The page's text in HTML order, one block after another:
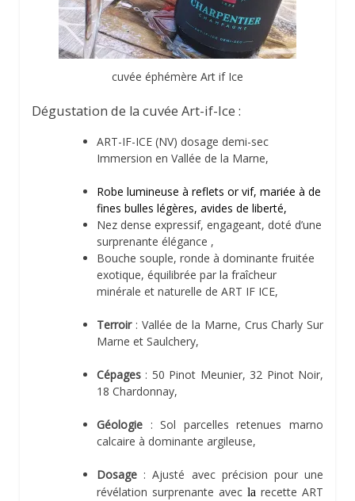
cuvée éphémère Art if Ice
Dégustation de la cuvée Art-if-Ice :
ART-IF-ICE (NV) dosage demi-sec
Immersion en Vallée de la Marne,
Robe lumineuse à reflets or vif, mariée à de
fines bulles légères, avides de liberté,
Nez dense expressif, engageant, doté d’une
surprenante élégance ,
Bouche souple, ronde à dominante fruitée
exotique, équilibrée par la fraîcheur
minérale et naturelle de ART IF ICE,
Terroir : Vallée de la Marne, Crus Charly Sur
Marne et Saulchery,
Cépages : 50 Pinot Meunier, 32 Pinot Noir,
18 Chardonnay,
Géologie : Sol parcelles retenues marno
calcaire à dominante argileuse,
Dosage : Ajusté avec précision pour une
révélation surprenante avec la recette ART